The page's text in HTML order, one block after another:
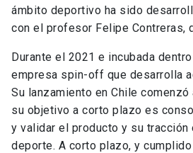
ámbito deportivo ha sido
con el profesor Felipe Contreras,
Durante el 2021 e incubada
empresa spin-off que desarrolla
Su lanzamiento en Chile
su objetivo a corto plazo es
y validar el producto y su tracción
deporte. A corto plazo, y